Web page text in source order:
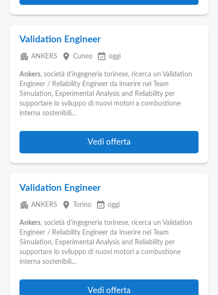
Validation Engineer
apartment ANKERS place Cuneo event_available oggi
Ankers, società d'ingegneria torinese, ricerca un Validation
Engineer / Reliability Engineer da inserire nel Team
Simulation, Experimental Analysis and Reliability per
supportare lo sviluppo di nuovi motori a combustione
interna sostenibili...
Vedi offerta
Validation Engineer
apartment ANKERS place Torino event_available oggi
Ankers, società d'ingegneria torinese, ricerca un Validation
Engineer / Reliability Engineer da inserire nel Team
Simulation, Experimental Analysis and Reliability per
supportare lo sviluppo di nuovi motori a combustione
interna sostenibili...
Vedi offerta